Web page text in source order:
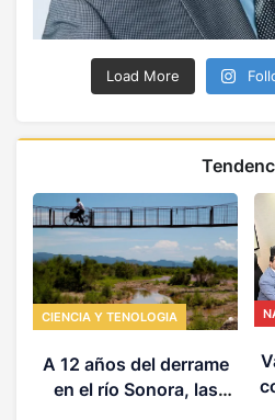
Load More
CIENCIA Y TENOLOGIA
A 12 años del derrame
en el río Sonora, las